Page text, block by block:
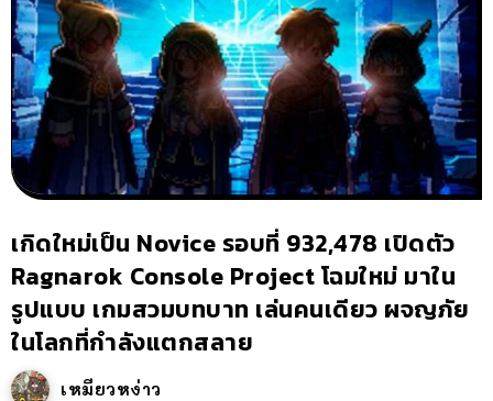
เกิดใหม่เป็น Novice รอบที่ 932,478 เปิดตัว
Ragnarok Console Project โฉมใหม่ มาใน
รูปแบบ เกมสวมบทบาท เล่นคนเดียว ผจญภัย
ในโลกที่กำลังแตกสลาย
เหมียวหง่าว